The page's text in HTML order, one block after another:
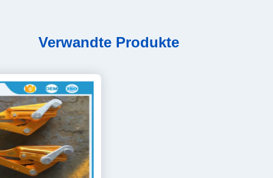
Verwandte Produkte